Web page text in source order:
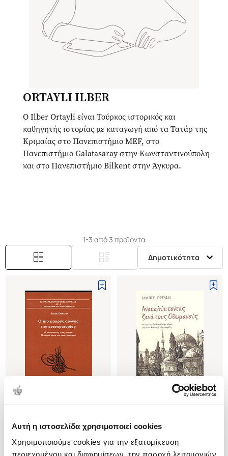
Αυτή η ιστοσελίδα χρησιμοποιεί cookies
Χρησιμοποιούμε cookies για την εξατομίκευση
περιεχομένου και διαφημίσεων, την παροχή λειτουργιών
ORTAYLI ILBER
Ο Ilber Ortayli είναι Τούρκος ιστορικός και
καθηγητής ιστορίας με καταγωγή από τα Τατάρ της
Κριμαίας στο Πανεπιστήμιο MEF, στο
Πανεπιστήμιο Galatasaray στην Κωνσταντινούπολη
και στο Πανεπιστήμιο Bilkent στην Άγκυρα.
1-3 από 3 προϊόντα
Δημοτικότητα
Ο ΠΙΟ ΜΑΚΡΥΣ ΑΙΩΝΑΣ ΤΗΣ
Ο ΟΘΩΜΑΝΙΚΟΣ 19ος ΑΙΩΝΑΣ -
ORTAYLI ILBER
ΑΝΑΚΑΛΥΠΤΟΝΤΑΣ ΞΑΝΑ ΤΟΥΣ
ORTAYLI ILBER